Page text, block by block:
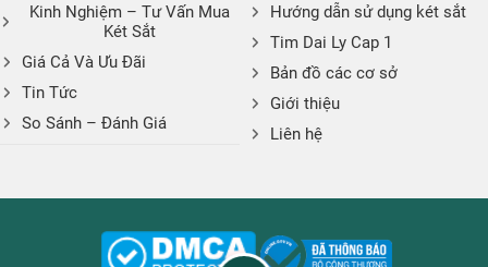
Kinh Nghiệm – Tư Vấn Mua
Két Sắt
Giá Cả Và Ưu Đãi
Tin Tức
So Sánh – Đánh Giá
Hướng dẫn sử dụng két sắt
Tim Dai Ly Cap 1
Bản đồ các cơ sở
Giới thiệu
Liên hệ